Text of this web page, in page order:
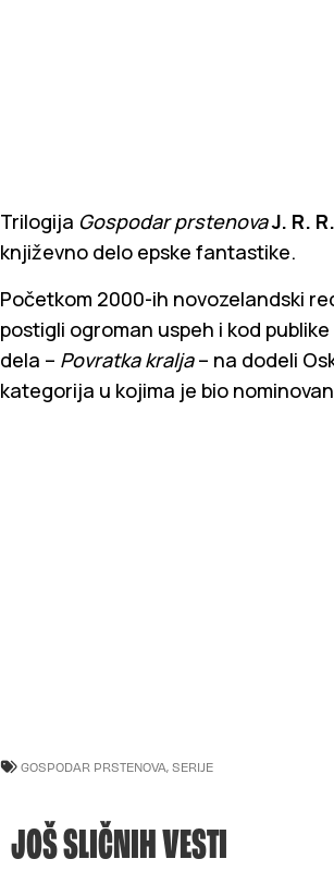
Trilogija Gospodar prstenovaJ. R.
književno delo epske fantastike.
Početkom 2000-ih novozelandski
postigli ogroman uspeh i kod
dela – Povratka kralja– na dodeli
kategorija u kojima je bio
GOSPODAR PRSTENOVA, SERIJE
JOŠ SLIČNIH VESTI